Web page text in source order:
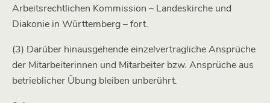
Arbeitsrechtlichen Kommission – Landeskirche und
Diakonie in Württemberg – fort.
(3) Darüber hinausgehende einzelvertragliche Ansprüche
der Mitarbeiterinnen und Mitarbeiter bzw. Ansprüche aus
betrieblicher Übung bleiben unberührt.